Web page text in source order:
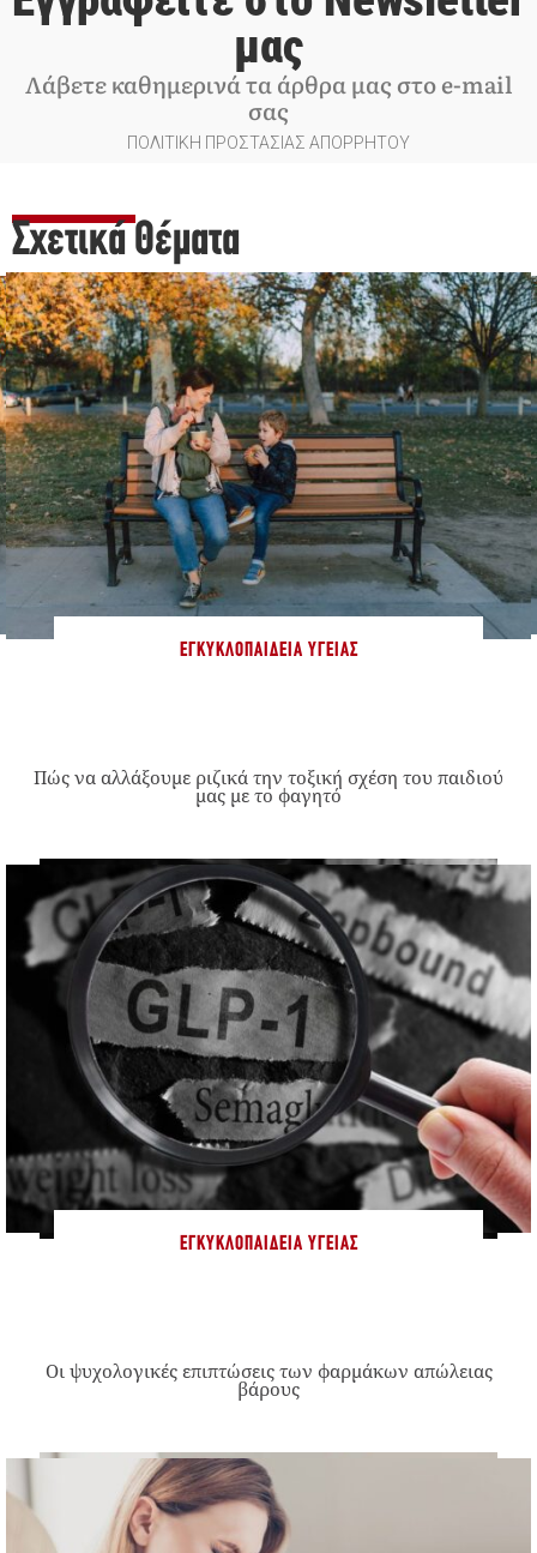
μας
Λάβετε καθημερινά τα άρθρα μας στο e-mail
σας
ΠΟΛΙΤΙΚΗ ΠΡΟΣΤΑΣΙΑΣ ΑΠΟΡΡΗΤΟΥ
Σχετικά Θέματα
ΕΓΚΥΚΛΟΠΑΊΔΕΙΑ ΥΓΕΊΑΣ
Πώς να αλλάξουμε ριζικά την τοξική σχέση του παιδιού
μας με το φαγητό
ΕΓΚΥΚΛΟΠΑΊΔΕΙΑ ΥΓΕΊΑΣ
Οι ψυχολογικές επιπτώσεις των φαρμάκων απώλειας
βάρους